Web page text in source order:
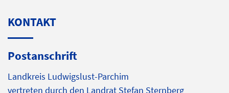
KONTAKT
Postanschrift
Landkreis Ludwigslust-Parchim
vertreten durch den Landrat Stefan Sternberg